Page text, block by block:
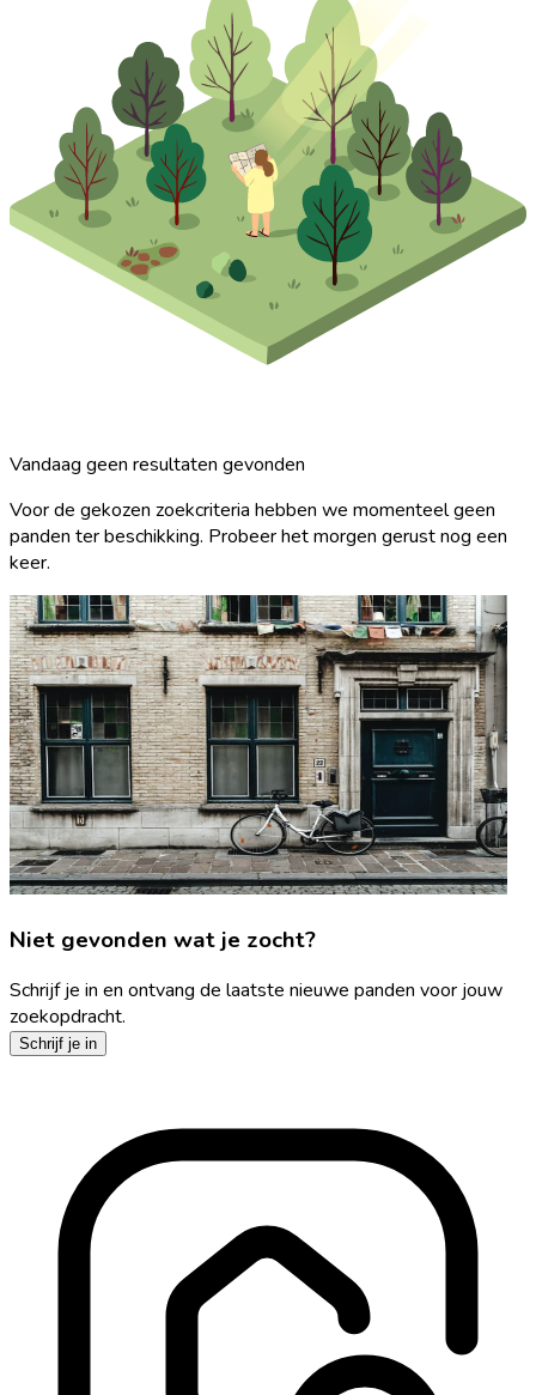
Vandaag geen resultaten gevonden
Voor de gekozen zoekcriteria hebben we momenteel geen
panden ter beschikking. Probeer het morgen gerust nog een
keer.
Niet gevonden wat je zocht?
Schrijf je in en ontvang de laatste nieuwe panden voor jouw
zoekopdracht.
Schrijf je in